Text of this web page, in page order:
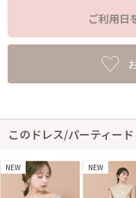
ご利用日
このドレス/パーティー
NEW NEW